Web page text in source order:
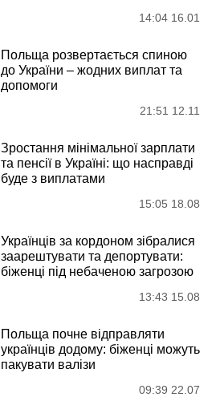
14:04 16.01
Польща розвертається спиною
до України – жодних виплат та
допомоги
21:51 12.11
Зростання мінімальної зарплати
та пенсії в Україні: що насправді
буде з виплатами
15:05 18.08
Українців за кордоном зібралися
заарештувати та депортувати:
біженці під небаченою загрозою
13:43 15.08
Польща почне відправляти
українців додому: біженці можуть
пакувати валізи
09:39 22.07